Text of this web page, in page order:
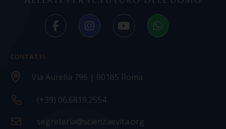
CONTATTI
Via Aurelia 796 | 00165 Roma
(+39) 06.6819.2554
segreteria@scienzaevita.org